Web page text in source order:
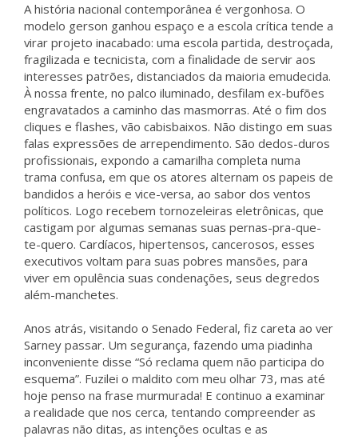
A história nacional contemporânea é vergonhosa. O
modelo gerson ganhou espaço e a escola crítica tende a
virar projeto inacabado: uma escola partida, destroçada,
fragilizada e tecnicista, com a finalidade de servir aos
interesses patrões, distanciados da maioria emudecida.
À nossa frente, no palco iluminado, desfilam ex-bufões
engravatados a caminho das masmorras. Até o fim dos
cliques e flashes, vão cabisbaixos. Não distingo em suas
falas expressões de arrependimento. São dedos-duros
profissionais, expondo a camarilha completa numa
trama confusa, em que os atores alternam os papeis de
bandidos a heróis e vice-versa, ao sabor dos ventos
políticos. Logo recebem tornozeleiras eletrônicas, que
castigam por algumas semanas suas pernas-pra-que-
te-quero. Cardíacos, hipertensos, cancerosos, esses
executivos voltam para suas pobres mansões, para
viver em opulência suas condenações, seus degredos
além-manchetes.
Anos atrás, visitando o Senado Federal, fiz careta ao ver
Sarney passar. Um segurança, fazendo uma piadinha
inconveniente disse “Só reclama quem não participa do
esquema”. Fuzilei o maldito com meu olhar 73, mas até
hoje penso na frase murmurada! E continuo a examinar
a realidade que nos cerca, tentando compreender as
palavras não ditas, as intenções ocultas e as